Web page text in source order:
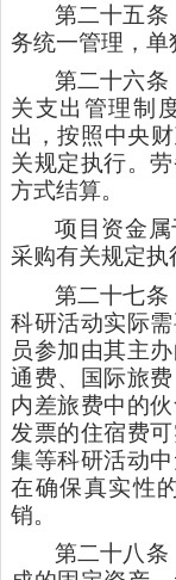
第二十五条
务统一管理，单
第二十六条
关支出管理制
出，按照中央
关规定执行。
方式结算。
项目资金
采购有关规定执
第二十七条
科研活动实际
员参加由其主
通费、国际旅
内差旅费中的
发票的住宿费
集等科研活动
在确保真实性
销。
第二十八条